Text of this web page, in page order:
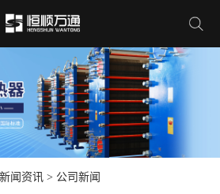
新闻资讯 > 公司新闻